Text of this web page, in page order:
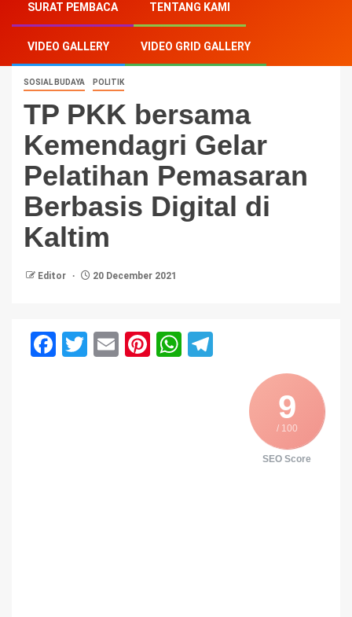
SURAT PEMBACA TENTANG KAMI
VIDEO GALLERY VIDEO GRID GALLERY
Gelar Pelatihan Pemasaran Berbasis Digital di Kaltim
SOSIAL BUDAYA POLITIK
TP PKK bersama
Kemendagri Gelar
Pelatihan Pemasaran
Berbasis Digital di
Kaltim
Editor 20 December 2021
Facebook
Twitter
EmailPinterest
WhatsApp
9
/ 100
SEO Score